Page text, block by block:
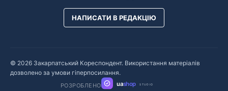
НАПИСАТИ В РЕДАКЦІЮ
© 2026 Закарпатський Кореспондент. Використання матеріалів
дозволено за умови гіперпосилання.
РОЗРОБЛЕНО uashop STUDIO